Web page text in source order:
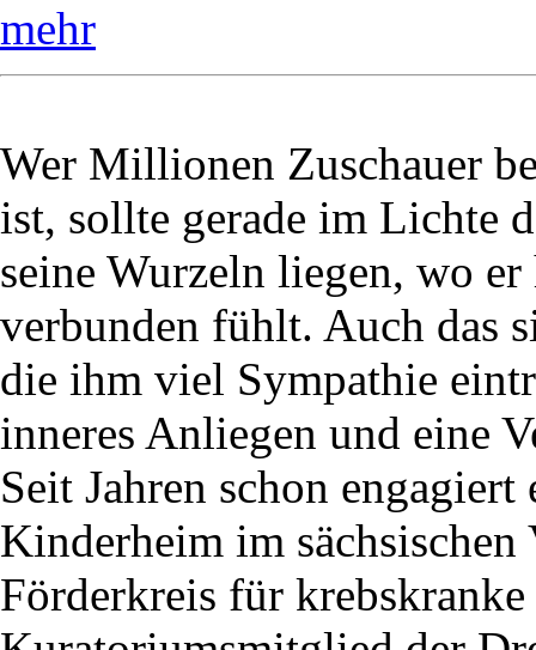
mehr
Wer Millionen Zuschauer
ist, sollte gerade im Lichte
seine Wurzeln liegen, wo
verbunden fühlt. Auch das
die ihm viel Sympathie
inneres Anliegen und eine
Seit Jahren schon
Kinderheim im
Förderkreis für